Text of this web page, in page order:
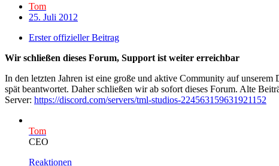
Tom
25. Juli 2012
Erster offizieller Beitrag
Wir schließen dieses Forum, Support ist weiter erreichbar
In den letzten Jahren ist eine große und aktive Community auf
spät beantwortet. Daher schließen wir ab sofort dieses Forum. Alte
Server: https://discord.com/servers/tml-studios-224563159631921152
Tom
CEO
Reaktionen